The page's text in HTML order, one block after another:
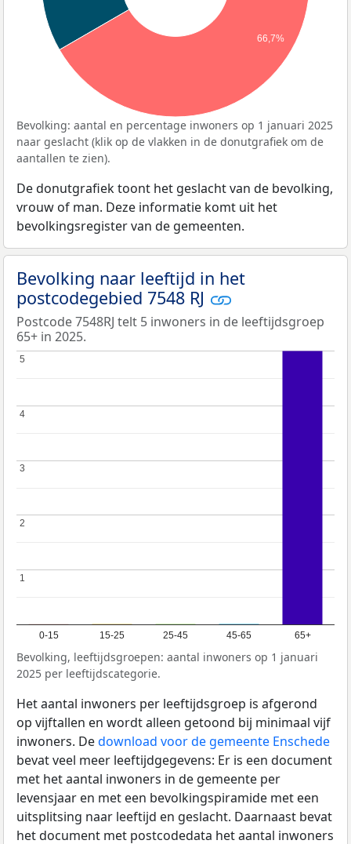
66,7%
Bevolking: aantal en percentage inwoners op 1 januari 2025
naar geslacht (klik op de vlakken in de donutgrafiek om de
aantallen te zien).
De donutgrafiek toont het geslacht van de bevolking,
vrouw of man. Deze informatie komt uit het
bevolkingsregister van de gemeenten.
Bevolking naar leeftijd in het
postcodegebied 7548 RJ
Postcode 7548RJ telt 5 inwoners in de leeftijdsgroep
65+ in 2025.
0-15 15-25 25-45 45-65 65+
1
1
2
2
3
3
4
4
5
5
Bevolking, leeftijdsgroepen: aantal inwoners op 1 januari
2025 per leeftijdscategorie.
Het aantal inwoners per leeftijdsgroep is afgerond
op vijftallen en wordt alleen getoond bij minimaal vijf
inwoners. Dedownload voor de gemeente Enschede
bevat veel meer leeftijdgegevens: Er is een document
met het aantal inwoners in de gemeente per
levensjaar en met een bevolkingspiramide met een
uitsplitsing naar leeftijd en geslacht. Daarnaast bevat
het document met postcodedata het aantal inwoners